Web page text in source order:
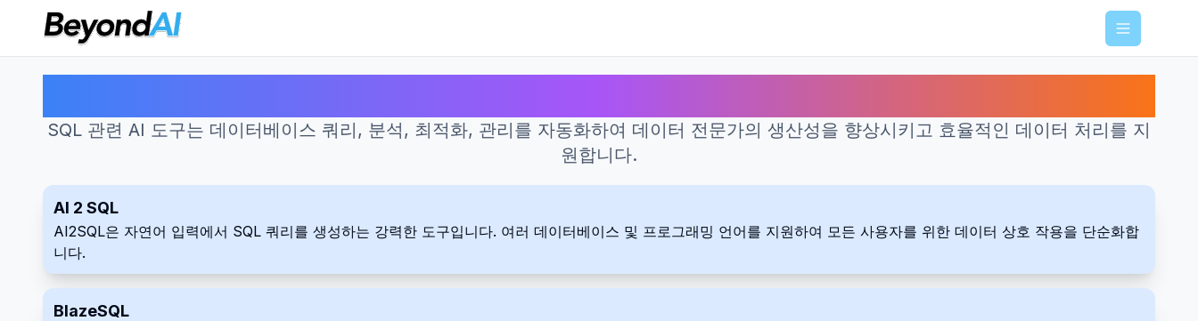
Menu
SQL 관련 AI 도구는 데이터베이스 쿼리, 분석, 최적화, 관리를 자동화하여 데이터 전문가의 생산성을 향상시키고 효율적인 데이터 처리를 지
원합니다.
AI 2 SQL
AI2SQL은 자연어 입력에서 SQL 쿼리를 생성하는 강력한 도구입니다. 여러 데이터베이스 및 프로그래밍 언어를 지원하여 모든 사용자를 위한 데이터 상호 작용을 단순화합
니다.
BlazeSQL